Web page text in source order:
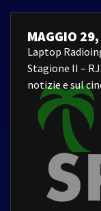
MAGGIO
Laptop
Stagione II –
notizie e sul